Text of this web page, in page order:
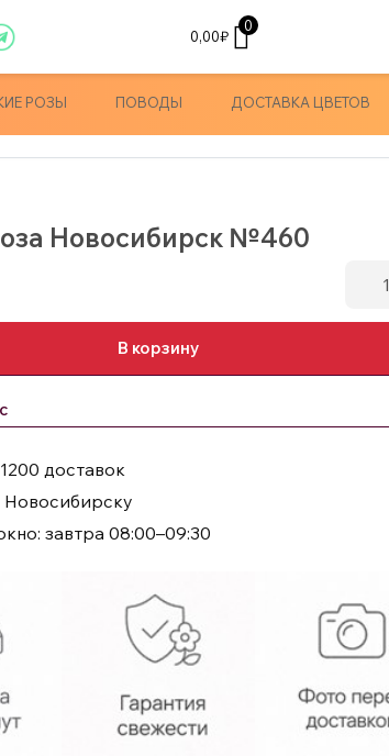
0,00₽
0
РОЗЫ ПОВОДЫ ДОСТАВКА ЦВЕТОВ
Новосибирск №460
товара
51
роза
№460
В корзину
доставок
Новосибирску
завтра 08:00–09:30